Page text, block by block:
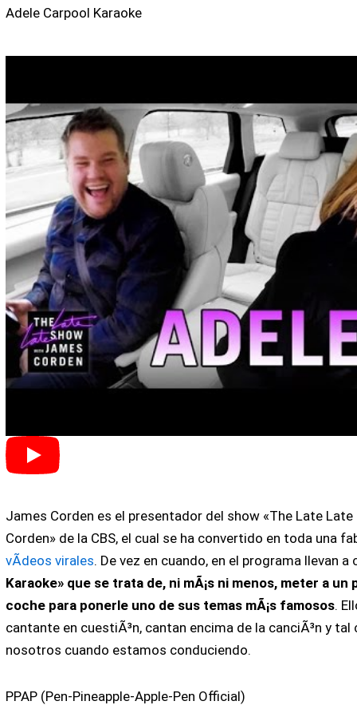
Adele Carpool Karaoke
James Corden es el presentador del show «The Late
Corden» de la CBS, el cual se ha convertido en toda una
vÃ­deos virales. De vez en cuando, en el programa llevan a
Karaoke» que se trata de, ni mÃ¡s ni menos, meter a
coche para ponerle uno de sus temas mÃ¡s famosos.
cantante en cuestiÃ³n, cantan encima de la canciÃ³n y
nosotros cuando estamos conduciendo.
PPAP (Pen-Pineapple-Apple-Pen Official)